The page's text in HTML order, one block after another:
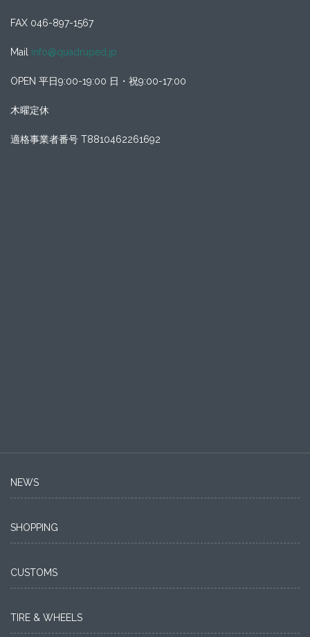
FAX 046-897-1567
Mail info@quadruped.jp
OPEN 平日9:00-19:00 日・祝9:00-17:00
木曜定休
適格事業者番号 T8810462261692
NEWS
SHOPPING
CUSTOMS
TIRE & WHEELS